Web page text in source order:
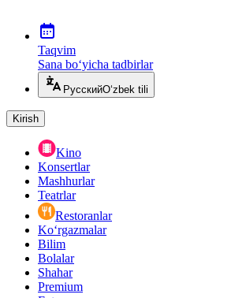
Taqvim
Sana bo‘yicha tadbirlar
РусскийO‘zbek tili
Kirish
Kino
Konsertlar
Mashhurlar
Teatrlar
Restoranlar
Ko‘rgazmalar
Bilim
Bolalar
Shahar
Premium